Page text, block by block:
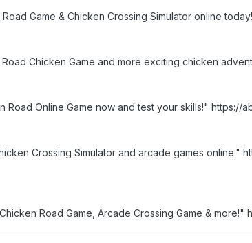
Game & Chicken Crossing Simulator online
Chicken Game and more exciting chicken
Road Online Game now and test your skills!"
Crossing Simulator and arcade games online."
Road Game, Arcade Crossing Game &